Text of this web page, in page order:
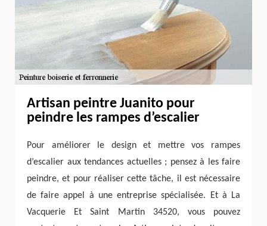
Artisan peintre Juanito pour
peindre les rampes d’escalier
Pour améliorer le design et mettre vos rampes
d’escalier aux tendances actuelles ; pensez à les faire
peindre, et pour réaliser cette tâche, il est nécessaire
de faire appel à une entreprise spécialisée. Et à La
Vacquerie Et Saint Martin 34520, vous pouvez